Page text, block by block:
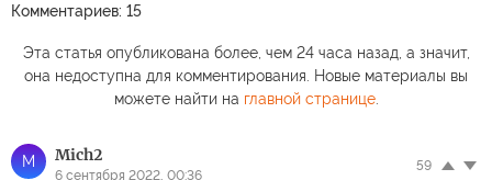
Комментариев: 15
Эта статья опубликована более, чем 24 часа назад, а значит,
она недоступна для комментирования. Новые материалы вы
можете найти на главной странице.
M Mich2
6 сентября 2022, 00:36
59